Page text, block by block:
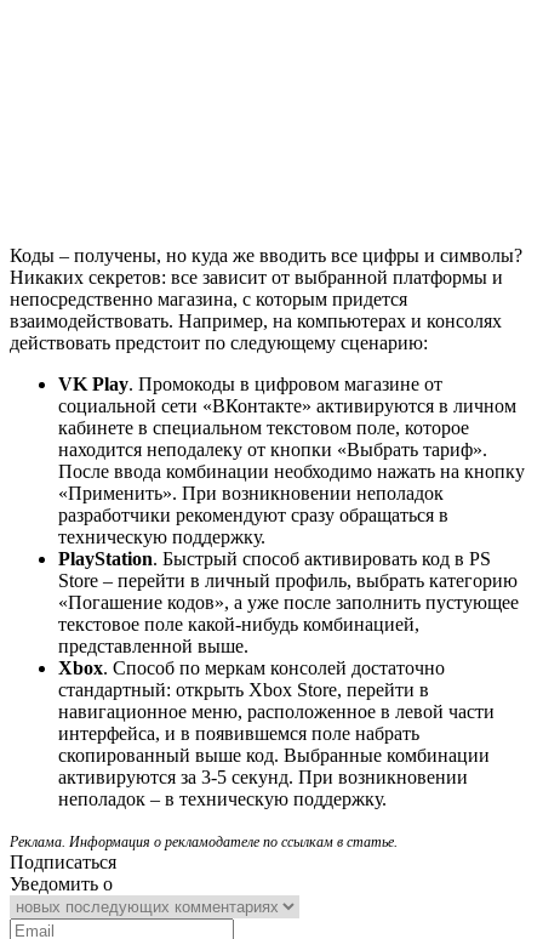
Коды – получены, но куда же вводить все цифры и символы?
Никаких секретов: все зависит от выбранной платформы и
непосредственно магазина, с которым придется
взаимодействовать. Например, на компьютерах и консолях
действовать предстоит по следующему сценарию:
VK Play. Промокоды в цифровом магазине от
социальной сети «ВКонтакте» активируются в личном
кабинете в специальном текстовом поле, которое
находится неподалеку от кнопки «Выбрать тариф».
После ввода комбинации необходимо нажать на кнопку
«Применить». При возникновении неполадок
разработчики рекомендуют сразу обращаться в
техническую поддержку.
PlayStation. Быстрый способ активировать код в PS
Store – перейти в личный профиль, выбрать категорию
«Погашение кодов», а уже после заполнить пустующее
текстовое поле какой-нибудь комбинацией,
представленной выше.
Xbox. Способ по меркам консолей достаточно
стандартный: открыть Xbox Store, перейти в
навигационное меню, расположенное в левой части
интерфейса, и в появившемся поле набрать
скопированный выше код. Выбранные комбинации
активируются за 3-5 секунд. При возникновении
неполадок – в техническую поддержку.
Реклама. Информация о рекламодателе по ссылкам в статье.
Подписаться
Уведомить о